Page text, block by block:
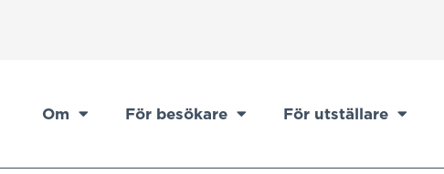
Om För besökare För utställare